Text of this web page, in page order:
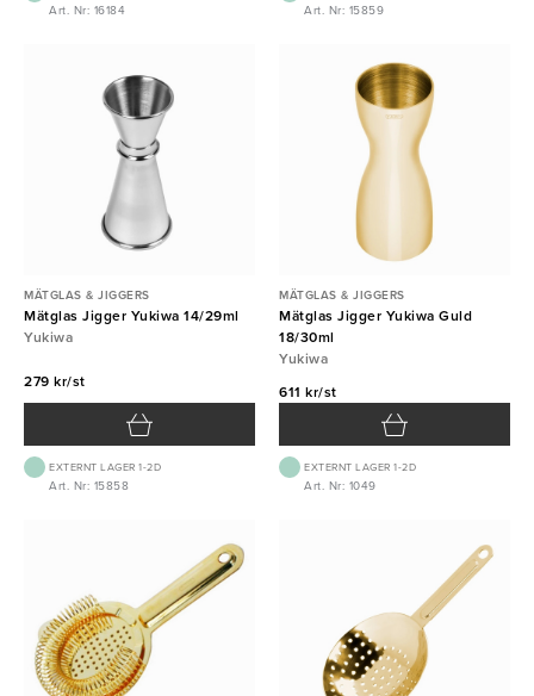
Art. Nr: 16184 Art. Nr: 15859
MÄTGLAS & JIGGERS
Mätglas Jigger Yukiwa 14/29ml
Yukiwa
279 kr/st
EXTERNT LAGER 1-2D
Art. Nr: 15858
MÄTGLAS & JIGGERS
Mätglas Jigger Yukiwa Guld
18/30ml
Yukiwa
611 kr/st
EXTERNT LAGER 1-2D
Art. Nr: 1049